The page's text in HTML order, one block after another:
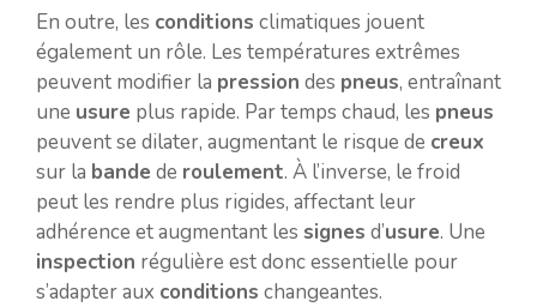
En outre, les conditions climatiques jouent
également un rôle. Les températures extrêmes
peuvent modifier la pression des pneus, entraînant
une usure plus rapide. Par temps chaud, les pneus
peuvent se dilater, augmentant le risque de creux
sur la bande de roulement. À l’inverse, le froid
peut les rendre plus rigides, affectant leur
adhérence et augmentant les signes d’usure. Une
inspection régulière est donc essentielle pour
s’adapter aux conditions changeantes.